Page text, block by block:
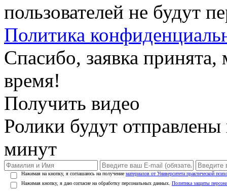
пользователей не будут
Политика
Спасибо, заявка
время!
Получить видео
Ролики будут
минут
Нажимая на кнопку, я соглашаюсь на получение материалов от Университета практической
Нажимая кнопку, я даю согласие на обработку персональных данных. Политика защиты